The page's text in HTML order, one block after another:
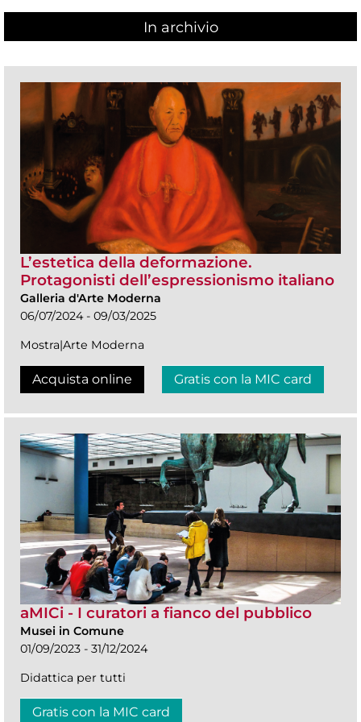
In archivio
L’estetica della deformazione.
Protagonisti dell’espressionismo italiano
Galleria d'Arte Moderna
06/07/2024 - 09/03/2025
Mostra|Arte Moderna
Acquista online Gratis con la MIC card
aMICi - I curatori a fianco del pubblico
Musei in Comune
01/09/2023 - 31/12/2024
Didattica per tutti
Gratis con la MIC card